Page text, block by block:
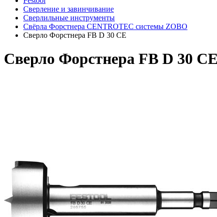
Сверление и завинчивание
Сверлильные инструменты
Свёрла Форстнера CENTROTEC системы ZOBO
Сверло Форстнера FB D 30 CE
Сверло Форстнера FB D 30